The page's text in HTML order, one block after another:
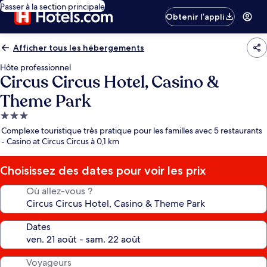
Passer à la section principale
Obtenir l’appli
Afficher tous les hébergements
Hôte professionnel
Circus Circus Hotel, Casino &
Theme Park
Hébergement
3.0 étoiles
Complexe touristique très pratique pour les familles avec 5 restaurants
- Casino at Circus Circus à 0,1 km
Choisissez des dates pour voir les prix
Où allez-vous ?
Dates
Voyageurs